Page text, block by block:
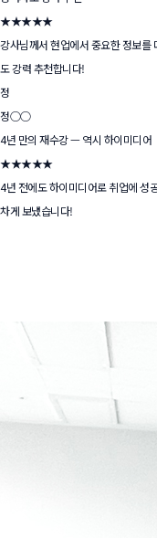
★★★★★
강사님께서 현업에서 중요한 정보를
도 강력 추천합니다!
정
정○○
4년 만의 재수강 — 역시 하이미디어
★★★★★
4년 전에도 하이미디어로 취업에 성
차게 보냈습니다!